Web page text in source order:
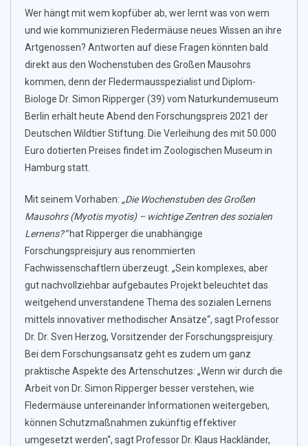
Wer hängt mit wem kopfüber ab, wer lernt was von wem
und wie kommunizieren Fledermäuse neues Wissen an ihre
Artgenossen? Antworten auf diese Fragen könnten bald
direkt aus den Wochenstuben des Großen Mausohrs
kommen, denn der Fledermausspezialist und Diplom-
Biologe Dr. Simon Ripperger (39) vom Naturkundemuseum
Berlin erhält heute Abend den Forschungspreis 2021 der
Deutschen Wildtier Stiftung. Die Verleihung des mit 50.000
Euro dotierten Preises findet im Zoologischen Museum in
Hamburg statt.
Mit seinem Vorhaben: „Die Wochenstuben des Großen
Mausohrs (Myotis myotis) – wichtige Zentren des sozialen
Lernens?“hat Ripperger die unabhängige
Forschungspreisjury aus renommierten
Fachwissenschaftlern überzeugt. „Sein komplexes, aber
gut nachvollziehbar aufgebautes Projekt beleuchtet das
weitgehend unverstandene Thema des sozialen Lernens
mittels innovativer methodischer Ansätze“, sagt Professor
Dr. Dr. Sven Herzog, Vorsitzender der Forschungspreisjury.
Bei dem Forschungsansatz geht es zudem um ganz
praktische Aspekte des Artenschutzes: „Wenn wir durch die
Arbeit von Dr. Simon Ripperger besser verstehen, wie
Fledermäuse untereinander Informationen weitergeben,
können Schutzmaßnahmen zukünftig effektiver
umgesetzt werden“, sagt Professor Dr. Klaus Hackländer,